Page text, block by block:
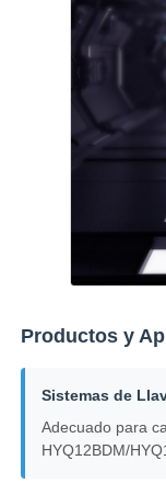
Sobre nosotros
Visita a la
Control de
noticias
Productos y
Sistemas de
Adecuado para
HYQ12BDM/